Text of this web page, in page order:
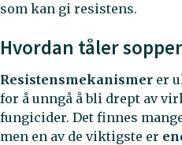
som kan gi resistens.
Hvordan tåler
Resistensmekanismer er
for å unngå å bli drept av
fungicider. Det finnes
men en av de viktigste er